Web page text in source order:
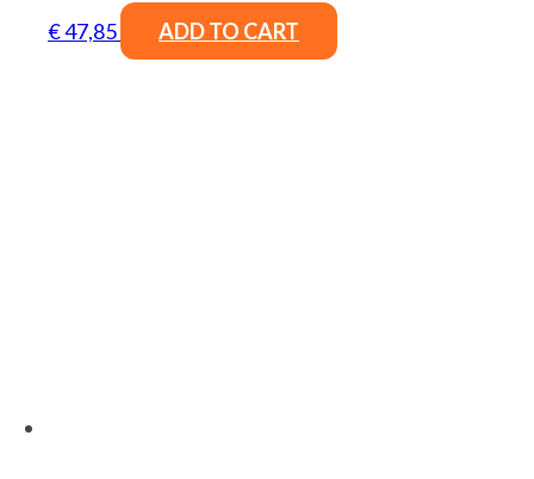
€47,85 ADD TO CART